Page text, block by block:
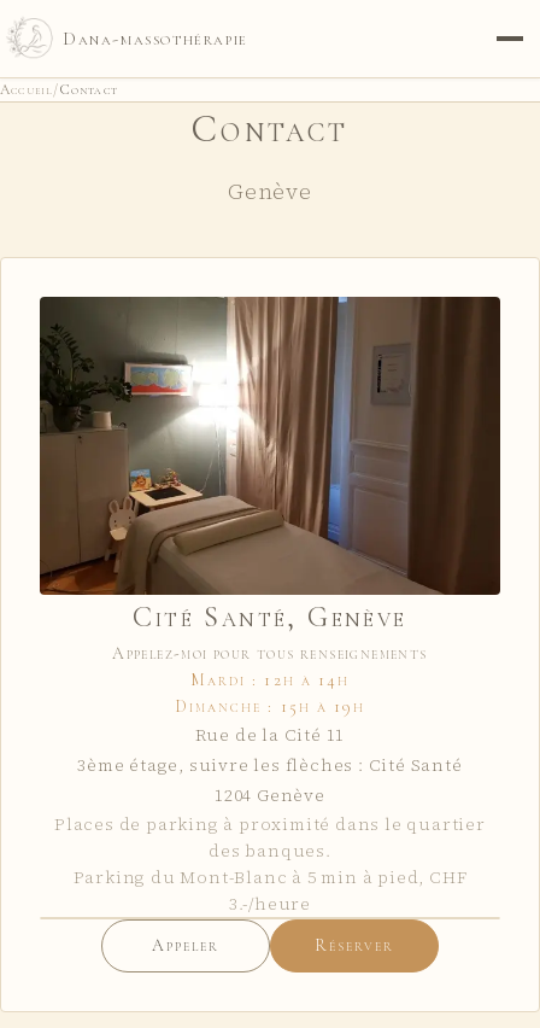
Dana-massothérapie
Accueil/Contact
Contact
Genève
Cité Santé, Genève
Appelez-moi pour tous renseignements
Mardi : 12h à 14h
Dimanche : 15h à 19h
Rue de la Cité 11
3ème étage, suivre les flèches : Cité Santé
1204 Genève
Places de parking à proximité dans le quartier
des banques.
Parking du Mont-Blanc à 5 min à pied, CHF
3.-/heure
Appeler Réserver